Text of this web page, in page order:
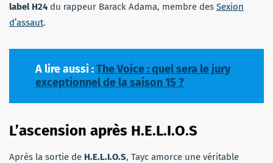
label H24 du rappeur Barack Adama, membre des Sexion
d’assaut.
A lire aussi :The Voice : quel sera le jury
exceptionnel de la saison 15 ?
L’ascension après H.E.L.I.O.S
Après la sortie de H.E.L.I.O.S, Tayc amorce une véritable